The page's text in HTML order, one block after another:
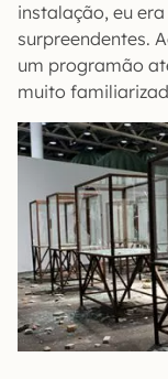
instalação, eu
surpreendentes.
um programão
muito